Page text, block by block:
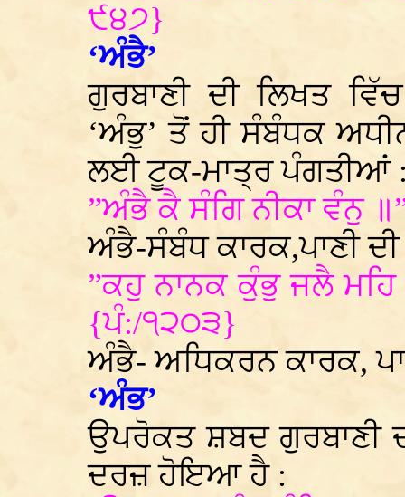
੯੪੭}
‘ਅੰਭੈ’
ਗੁਰਬਾਣੀ ਦੀ ਲਿਖਤ
‘ਅੰਭੁ’ ਤੋਂ ਹੀ ਸੰਬੰਧਕ
ਲਈ ਟੂਕ-ਮਾਤ੍ਰ ਪੰਗਤੀਆਂ
”ਅੰਭੈ ਕੈ ਸੰਗਿ ਨੀਕਾ ਵੰਨੁ
ਅੰਭੈ-ਸੰਬੰਧ ਕਾਰਕ,ਪਾਣੀ
”ਕਹੁ ਨਾਨਕ ਕੁੰਭੁ ਜਲੈ
{ਪੰ:/੧੨੦੩}
ਅੰਭੈ- ਅਧਿਕਰਨ ਕਾਰਕ,
‘ਅੰਭ’
ਉਪਰੋਕਤ ਸ਼ਬਦ ਗੁਰਬਾਣੀ
ਦਰਜ਼ ਹੋਇਆ ਹੈ :